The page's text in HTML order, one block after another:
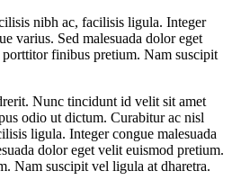
nibh ac, facilisis ligula. Integer
varius. Sed malesuada dolor eget
finibus pretium. Nam suscipit
Nunc tincidunt id velit sit amet
odio ut dictum. Curabitur ac nisl
ligula. Integer congue malesuada
dolor eget velit euismod pretium.
Nam suscipit vel ligula at dharetra.